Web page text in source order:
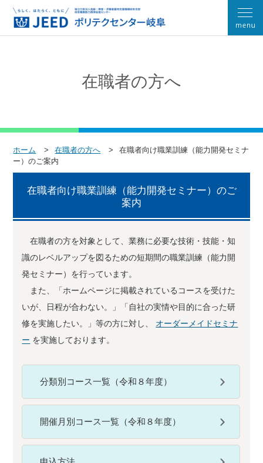
在職者の方へ
ホーム 在職者の方へ
在職者向け職業訓練（能力開発セミナ
ー）のご案内
在職者向け職業訓練（能力開発セミナー）のご
案内
在職者の方を対象として、業務に必要な技術・技能・知
識のレベルアップを図るための短期間の職業訓練（能力開
発セミナー）を行っています。
また、「ホームページに掲載されているコースを受けた
いが、日程が合わない。」「自社の実情や目的に合った研
修を実施したい。」等の方に対し、
オーダーメイドセミナ
ー を実施しております。
分類別コース一覧（令和８年度）
開催月別コース一覧（令和８年度）